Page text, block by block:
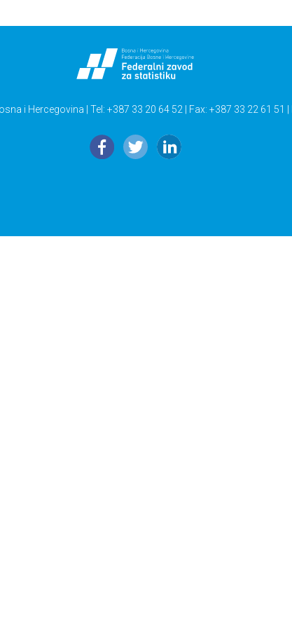
i Hercegovina | Tel: +387 33 20 64 52 | Fax: +387 33 22 61 51 |